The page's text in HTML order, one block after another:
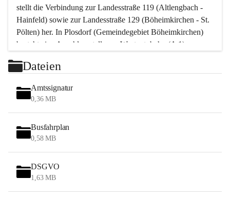
stellt die Verbindung zur Landesstraße 119 (Altlengbach -
Hainfeld) sowie zur Landesstraße 129 (Böheimkirchen - St.
Pölten) her. In Plosdorf (Gemeindegebiet Böheimkirchen)
besteht eine Anschlussstelle zur Westautobahn (A 1).
Wien erreicht man in ca. 45 Minuten.
Stössing zählt noch zum Naherholungsraum Wien sowie
zum Naherholungsraum St. Pölten. Viele Bauernhöfe hatten
„ihre Wiener“. Seit 1960 bauten viele Wiener
Wochenendhäuser im Gemeindegebiet. Wegen des
waldreichen Jagdgebietes haben viele Jagdpächter ihre
Das Wandern ist aus touristischer Sicht die bedeutendste
Tätigkeit. Das hügelige Gebiet mit Wanderwegen durch
Wiesen, Wälder und Obstkulturen lädt dazu ein. Gefördert
Dateien
Amtssignatur
0,36 MB
Busfahrplan
0,58 MB
DSGVO
1,63 MB